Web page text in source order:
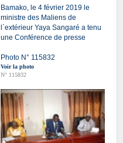
Bamako, le 4 février 2019 le
ministre des Maliens de
l`extérieur Yaya Sangaré a tenu
une Conférence de presse
Photo N° 115832
Voir la photo
N° 115832